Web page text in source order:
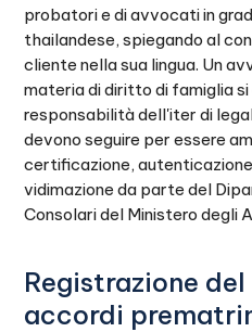
probatori e di avvocati in
thailandese, spiegando al
cliente nella sua lingua. Un
materia di diritto di famiglia
responsabilità dell'iter di
devono seguire per essere
certificazione,
vidimazione da parte del
Consolari del Ministero degli
Registrazione
accordi